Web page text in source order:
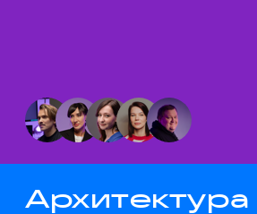
Архитектура